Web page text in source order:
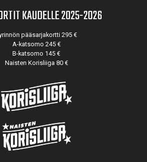
KAUDELLE 2025-2026
pääsarjakortti 295 €
A-katsomo 245 €
B-katsomo 145 €
Naisten Korisliiga 80 €